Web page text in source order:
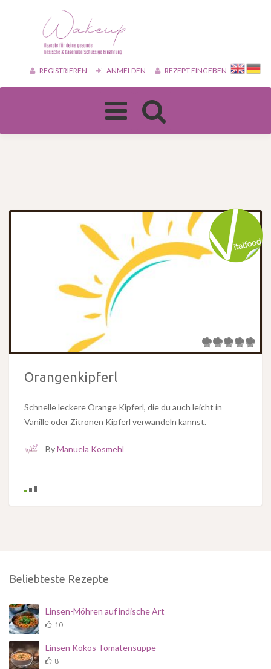
REGISTRIEREN ANMELDEN REZEPT EINGEBEN
Toggle
navigation
Orangenkipferl
Schnelle leckere Orange Kipferl, die du auch leicht in
Vanille oder Zitronen Kipferl verwandeln kannst.
ByManuela Kosmehl
Beliebteste Rezepte
Linsen-Möhren auf indische Art
10
Linsen Kokos Tomatensuppe
8